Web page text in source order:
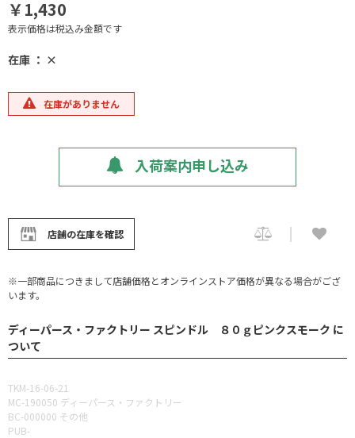
￥1,430
表示価格は税込み金額です
在庫 ： ×
在庫がありません
入荷案内申し込み
店舗の在庫を確認
※一部商品につきまして店舗価格とオンラインストア価格が異なる場合がござ
います。
ディーパース・ファクトリー スピンドル ８０ｇピンクスモーク に
ついて
TKM-16-06-21
MC-190050 ディーパース・ファクトリー
BC-000000 その他
PUB-